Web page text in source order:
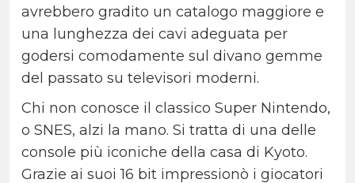
avrebbero gradito un catalogo maggiore e
una lunghezza dei cavi adeguata per
godersi comodamente sul divano gemme
del passato su televisori moderni.
Chi non conosce il classico Super Nintendo,
o SNES, alzi la mano. Si tratta di una delle
console più iconiche della casa di Kyoto.
Grazie ai suoi 16 bit impressionò i giocatori